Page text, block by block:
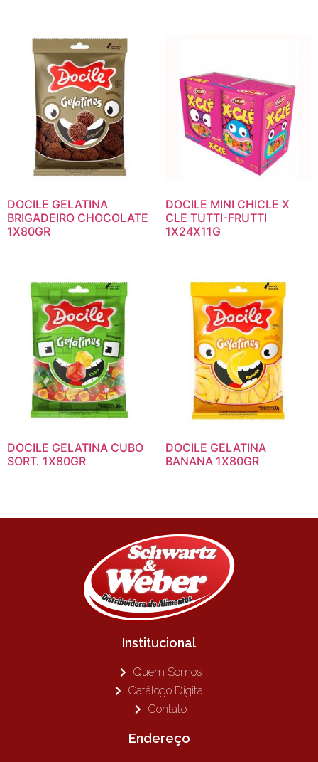
DOCILE GELATINA
BRIGADEIRO CHOCOLATE
1X80GR
DOCILE MINI CHICLE X
CLE TUTTI-FRUTTI
1X24X11G
DOCILE GELATINA CUBO
SORT. 1X80GR
DOCILE GELATINA
BANANA 1X80GR
Institucional
Quem Somos
Catálogo Digital
Contato
Endereço